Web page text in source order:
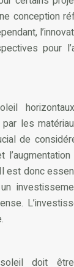
conception
pour
les
de
est donc
doit